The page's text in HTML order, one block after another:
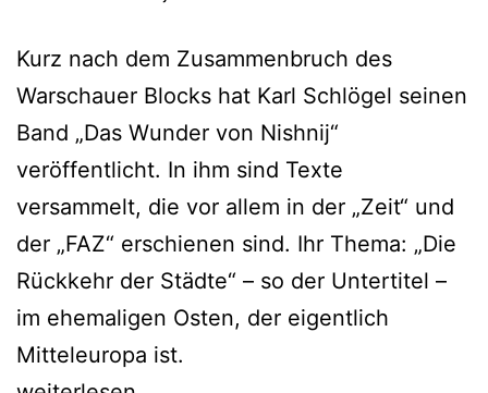
Kurz nach dem Zusammenbruch des
Warschauer Blocks hat Karl Schlögel seinen
Band „Das Wunder von Nishnij“
veröffentlicht. In ihm sind Texte
versammelt, die vor allem in der „Zeit“ und
der „FAZ“ erschienen sind. Ihr Thema: „Die
Rückkehr der Städte“ – so der Untertitel –
im ehemaligen Osten, der eigentlich
Mitteleuropa ist.